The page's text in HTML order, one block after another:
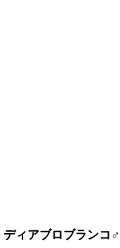
ディアブロブランコ♂